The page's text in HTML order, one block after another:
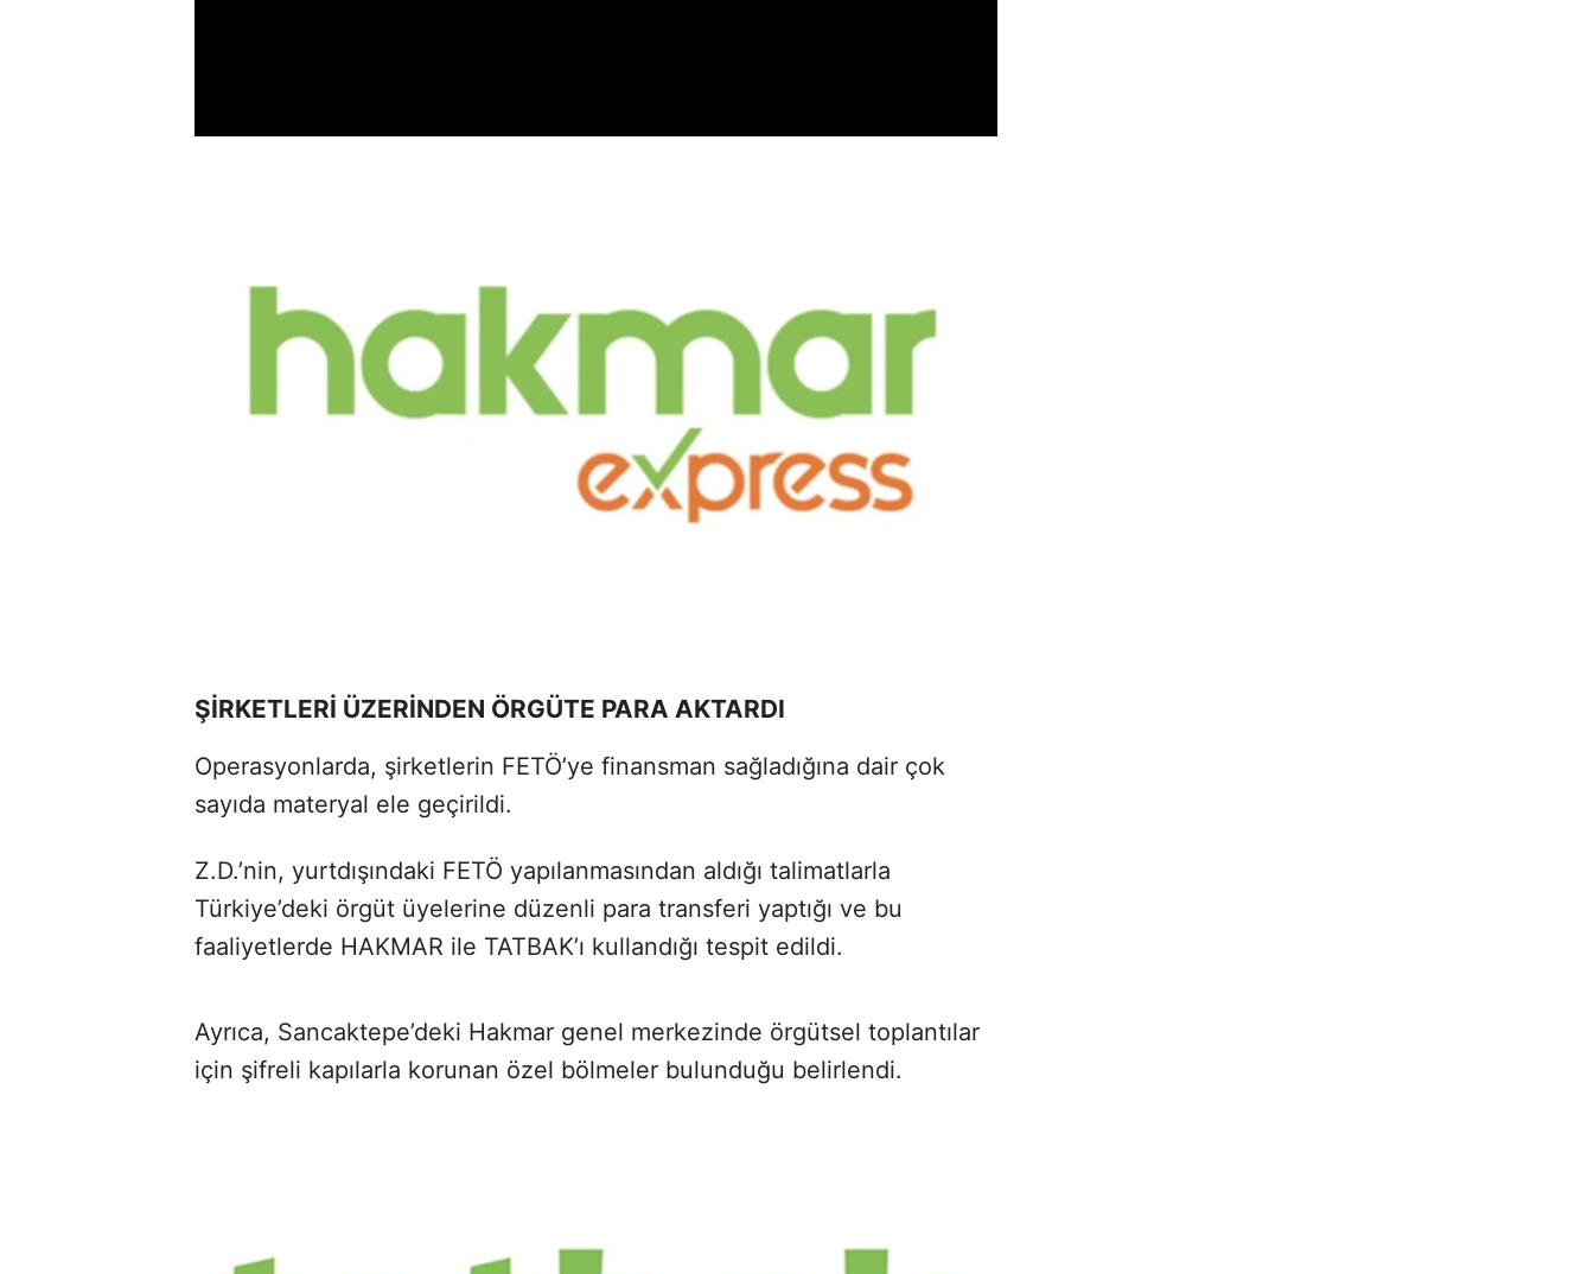
ŞİRKETLERİ ÜZERİNDEN ÖRGÜTE PARA AKTARDI
Operasyonlarda, şirketlerin FETÖ’ye finansman sağladığına dair çok
sayıda materyal ele geçirildi.
Z.D.’nin, yurtdışındaki FETÖ yapılanmasından aldığı talimatlarla
Türkiye’deki örgüt üyelerine düzenli para transferi yaptığı ve bu
faaliyetlerde HAKMAR ile TATBAK’ı kullandığı tespit edildi.
Ayrıca, Sancaktepe’deki Hakmar genel merkezinde örgütsel toplantılar
için şifreli kapılarla korunan özel bölmeler bulunduğu belirlendi.